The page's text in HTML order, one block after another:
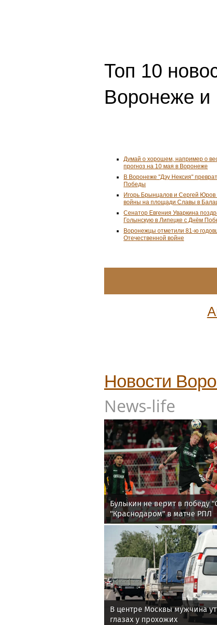
Топ 10
Воронеже и
Думай о хорошем, например о
прогноз на 10 мая в Воронеже
В Воронеже "Дэу Нексия"
Победы
Игорь Брынцалов и Сергей Юров
войны на площади Славы в
Сенатор Евгения Уваркина
Голынскую в Липецке с Днём
Воронежцы отметили 81-ю
Отечественной войне
Новости
News-life
Булыкин не верит в победу
"Краснодаром" в матче РПЛ
В центре Москвы мужчина
глазах у прохожих